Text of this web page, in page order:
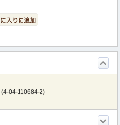
(4-04-110684-2)